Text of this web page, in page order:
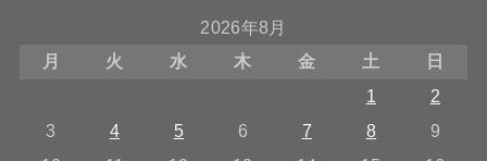
2026年8月
月
火 水 木 金 土
日
1
2
3
4 5 6 7 8
9